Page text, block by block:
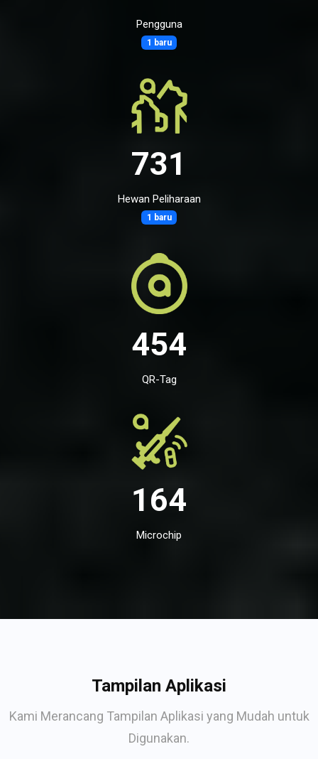
Pengguna
1 baru
731
Hewan Peliharaan
1 baru
454
QR-Tag
164
Microchip
Tampilan Aplikasi
Kami Merancang Tampilan Aplikasi yang Mudah untuk
Digunakan.